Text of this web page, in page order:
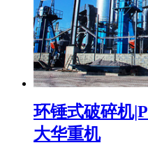
环锤式破碎机
大华重机